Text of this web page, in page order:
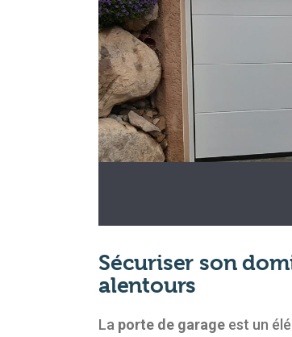
Sécuriser son
alentours
La porte de garage est un